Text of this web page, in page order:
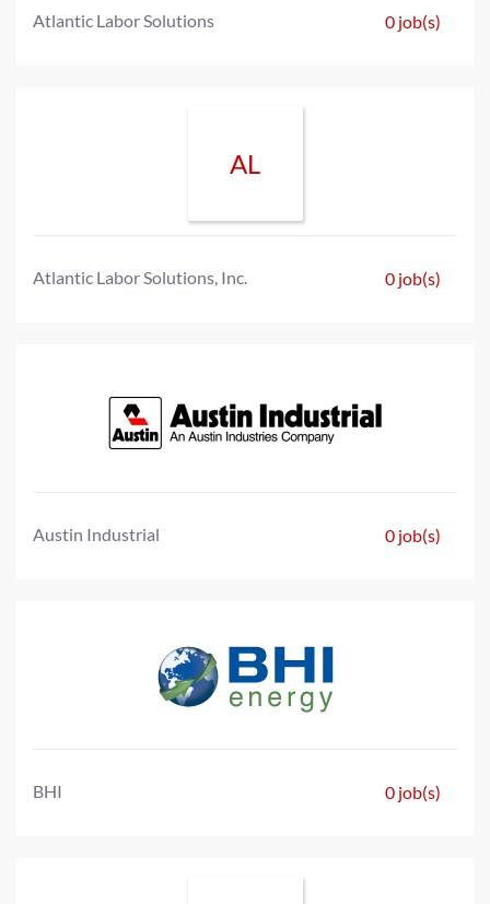
Atlantic Labor Solutions 0 job(s)
AL
Atlantic Labor Solutions, Inc. 0 job(s)
Austin Industrial 0 job(s)
BHI 0 job(s)